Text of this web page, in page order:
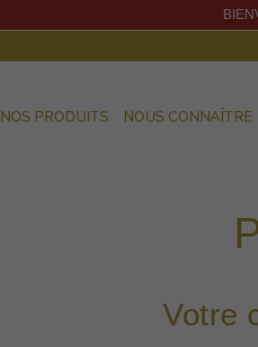
NOS PRODUITS NOUS CONNAÎTRE
Votre